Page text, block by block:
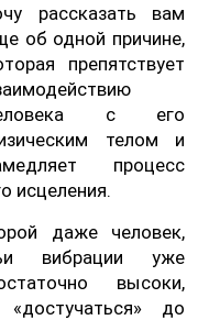
рассказать вам
об одной причине,
препятствует
с его
телом и
процесс
исцеления.
даже человек,
вибрации уже
высоки,
до